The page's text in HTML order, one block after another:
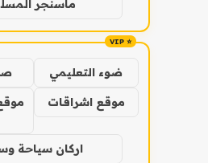
ماسنجر
ضوء التعليمي
موقع اشراقات
اركان سياحة